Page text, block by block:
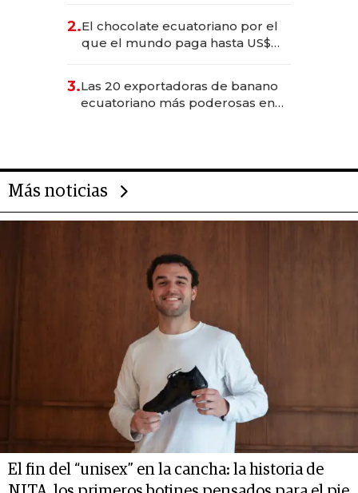
2.El chocolate ecuatoriano por el
que el mundo paga hasta US$
3.Las 20 exportadoras de banano
ecuatoriano más poderosas en
Más noticias
El fin del “unisex” en la cancha: la historia de